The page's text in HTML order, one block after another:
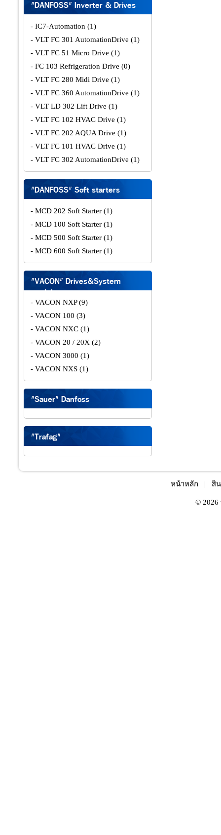
"DANFOSS" Inverter & Drives
- IC7-Automation (1)
- VLT FC 301 AutomationDrive (1)
- VLT FC 51 Micro Drive (1)
- FC 103 Refrigeration Drive (0)
- VLT FC 280 Midi Drive (1)
- VLT FC 360 AutomationDrive (1)
- VLT LD 302 Lift Drive (1)
- VLT FC 102 HVAC Drive (1)
- VLT FC 202 AQUA Drive (1)
- VLT FC 101 HVAC Drive (1)
- VLT FC 302 AutomationDrive (1)
"DANFOSS" Soft starters
- MCD 202 Soft Starter (1)
- MCD 100 Soft Starter (1)
- MCD 500 Soft Starter (1)
- MCD 600 Soft Starter (1)
"VACON" Drives&System
modules
- VACON NXP(9)
- VACON 100 (3)
- VACON NXC (1)
- VACON 20 / 20X (2)
- VACON 3000 (1)
- VACON NXS (1)
"Sauer" Danfoss
"Trafag"
หน้าหลัก | สิ
© 2026